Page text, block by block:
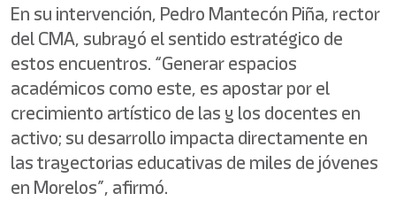
En su intervención, Pedro Mantecón Piña, rector
del CMA, subrayó el sentido estratégico de
estos encuentros. “Generar espacios
académicos como este, es apostar por el
crecimiento artístico de las y los docentes en
activo; su desarrollo impacta directamente en
las trayectorias educativas de miles de jóvenes
en Morelos”, afirmó.